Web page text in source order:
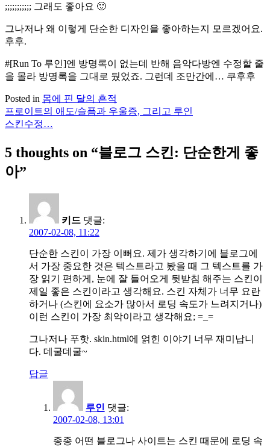
;;;;;;;;;;; 그래도 좋아요 🙂
그나저나 왜 이렇게 단순한 디자인을 좋아하는지 모르겠어요.
후후.
#[Run To 루인]엔 방명록이 없는데 반해 음악다방엔 수정할 줄
을 몰라 방명록을 그대로 뒀었죠. 그런데 조만간에… 쿠후후
Posted in 몸에 핀 달의 흔적
글
색
프로이트의 애도/슬픔과 우울증, 그리고 루인
스킨수정…
5 thoughts on “블로그 스킨: 단순한게 좋
아”
키드 댓글:
2007-02-08, 11:22
단순한 스킨이 가장 이뻐요. 제가 생각하기에 블로그에
서 가장 중요한 것은 텍스트라고 봤을 때 그 텍스트를 가
장 읽기 편하게, 눈에 잘 들어오게 뒷받침 해주는 스킨이
제일 좋은 스킨이라고 생각해요. 스킨 자체가 너무 요란
하거나 (스킨에 요소가 많아서 로딩 속도가 느려지거나)
이런 스킨이 가장 최악이라고 생각해요; =_=
그나저나 푸핫. skin.html에 얽힌 이야기 너무 재미납니
다. 데굴데굴~
답글
루인 댓글:
2007-02-08, 13:01
종종 어떤 블로그나 사이트는 스킨 때문에 로딩 속